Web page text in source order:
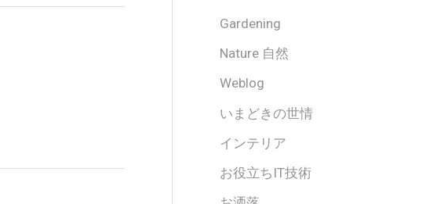
Gardening
Nature 自然
Weblog
いまどきの世情
インテリア
お役立ちIT技術